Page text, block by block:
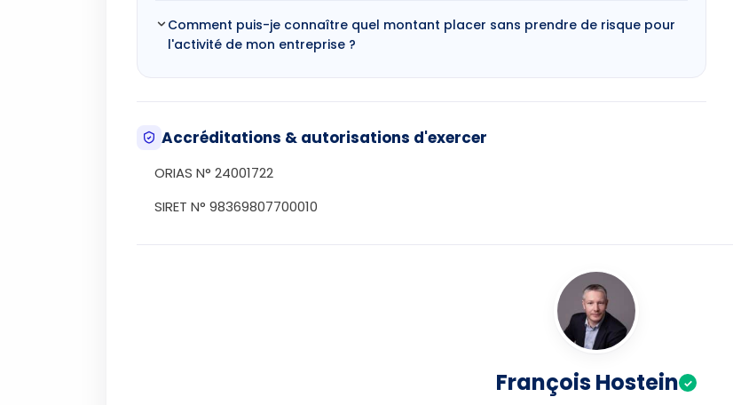
Comment puis-je connaître quel montant placer sans prendre de risque pour
l'activité de mon entreprise ?
Accréditations & autorisations d'exercer
ORIAS N° 24001722
SIRET N° 98369807700010
François Hostein ✓